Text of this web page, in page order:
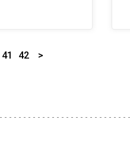
41 42 >